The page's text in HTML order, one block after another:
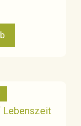
Lebenszeit